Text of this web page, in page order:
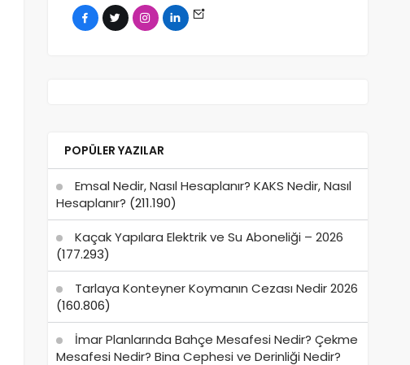
POPÜLER YAZILAR
Emsal Nedir, Nasıl Hesaplanır? KAKS Nedir, Nasıl
Hesaplanır? (211.190)
Kaçak Yapılara Elektrik ve Su Aboneliği – 2026
(177.293)
Tarlaya Konteyner Koymanın Cezası Nedir 2026
(160.806)
İmar Planlarında Bahçe Mesafesi Nedir? Çekme
Mesafesi Nedir? Bina Cephesi ve Derinliği Nedir?